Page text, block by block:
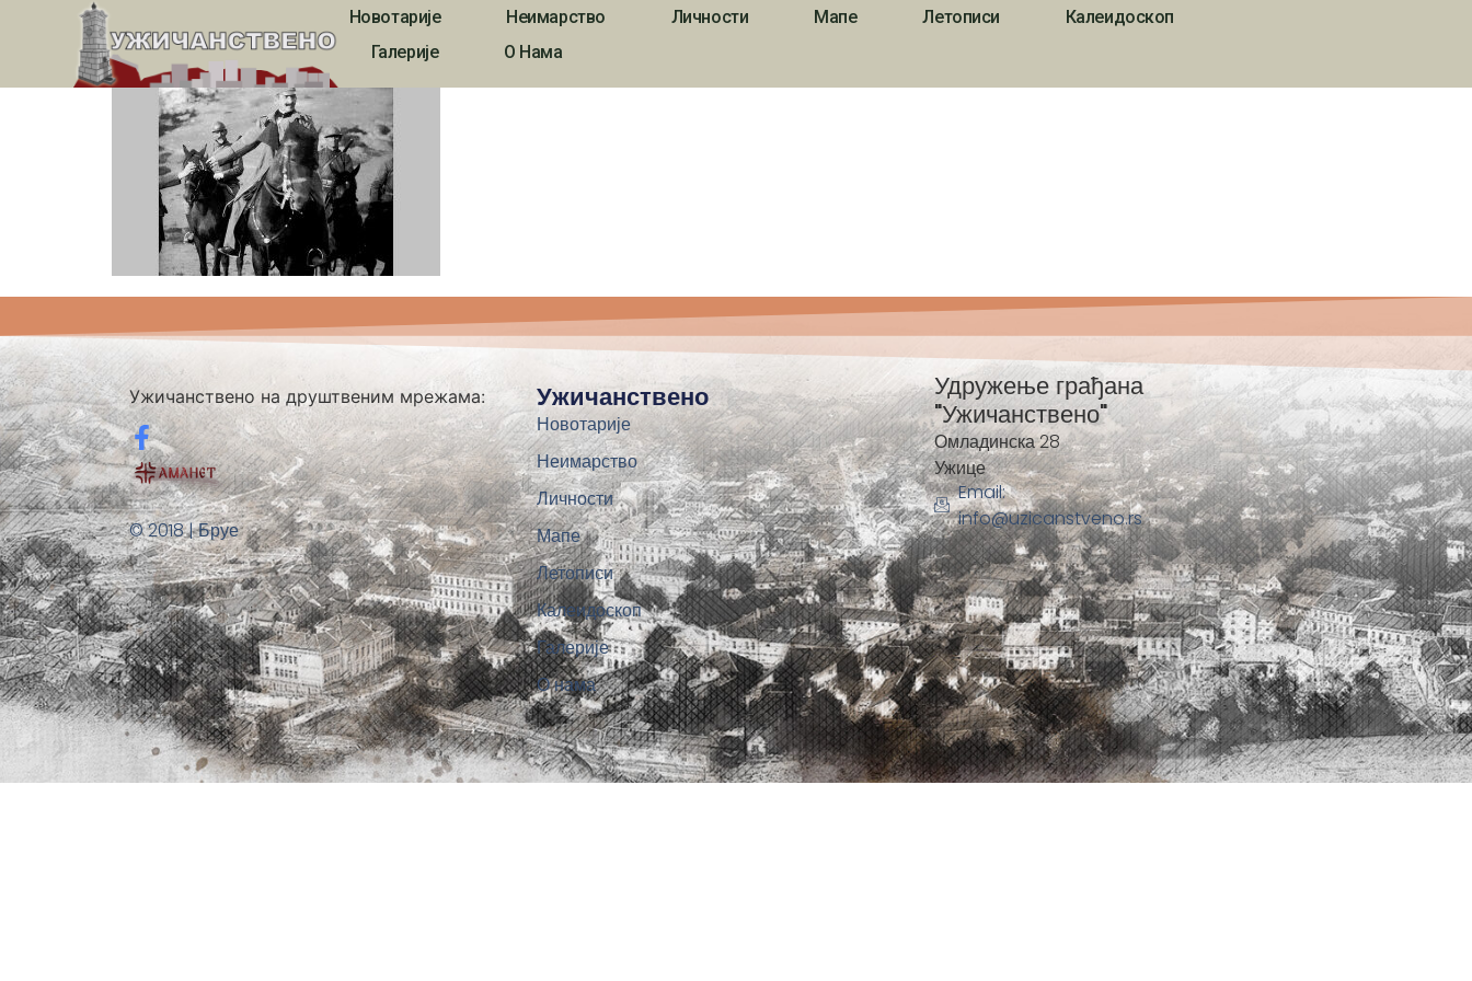
Новотарије Неимарство Личности Мапе Летописи
Калеидоскоп
Галерије
О Нама
esej00119
Ужичанствено на друштвеним мрежама:
© 2018 | Бруе
Ужичанствено
Новотарије
Неимарство
Личности
Мапе
Летописи
Калеидоскоп
Галерије
О нама
Удружење грађана
"Ужичанствено"
Омладинска 28
Ужице
Email:
info@uzicanstveno.rs